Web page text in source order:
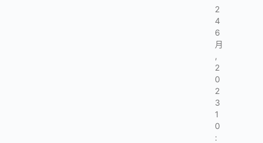
2
4
6
月
,
2
0
2
3
1
0
: